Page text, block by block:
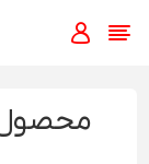
محصول